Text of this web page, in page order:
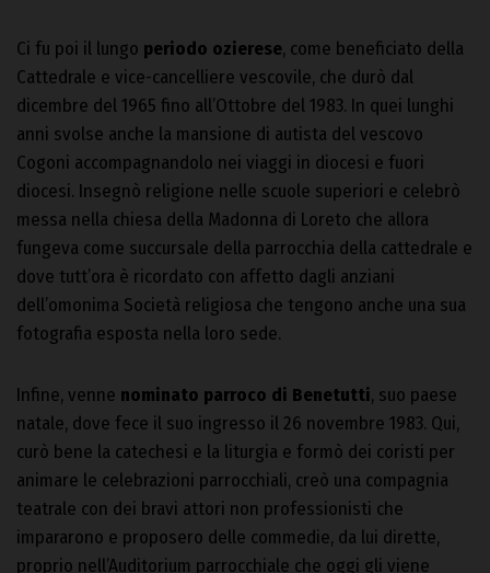
Ci fu poi il lungo periodo ozierese, come beneficiato della
Cattedrale e vice-cancelliere vescovile, che durò dal
dicembre del 1965 fino all’Ottobre del 1983. In quei lunghi
anni svolse anche la mansione di autista del vescovo
Cogoni accompagnandolo nei viaggi in diocesi e fuori
diocesi. Insegnò religione nelle scuole superiori e celebrò
messa nella chiesa della Madonna di Loreto che allora
fungeva come succursale della parrocchia della cattedrale e
dove tutt’ora è ricordato con affetto dagli anziani
dell’omonima Società religiosa che tengono anche una sua
fotografia esposta nella loro sede.
Infine, venne nominato parroco di Benetutti, suo paese
natale, dove fece il suo ingresso il 26 novembre 1983. Qui,
curò bene la catechesi e la liturgia e formò dei coristi per
animare le celebrazioni parrocchiali, creò una compagnia
teatrale con dei bravi attori non professionisti che
impararono e proposero delle commedie, da lui dirette,
proprio nell’Auditorium parrocchiale che oggi gli viene